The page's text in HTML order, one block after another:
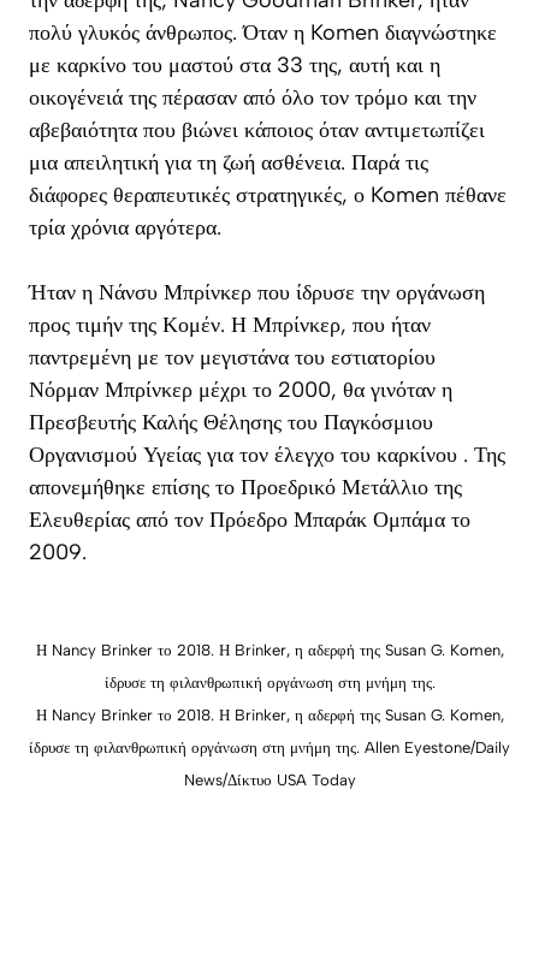
πολύ γλυκός άνθρωπος. Όταν η Komen διαγνώστηκε
με καρκίνο του μαστού στα 33 της, αυτή και η
οικογένειά της πέρασαν από όλο τον τρόμο και την
αβεβαιότητα που βιώνει κάποιος όταν αντιμετωπίζει
μια απειλητική για τη ζωή ασθένεια. Παρά τις
διάφορες θεραπευτικές στρατηγικές, ο Komen πέθανε
τρία χρόνια αργότερα.
Ήταν η Νάνσυ Μπρίνκερ που ίδρυσε την οργάνωση
προς τιμήν της Κομέν. Η Μπρίνκερ, που ήταν
παντρεμένη με τον μεγιστάνα του εστιατορίου
Νόρμαν Μπρίνκερ μέχρι το 2000, θα γινόταν η
Πρεσβευτής Καλής Θέλησης του Παγκόσμιου
Οργανισμού Υγείας για τον έλεγχο του καρκίνου . Της
απονεμήθηκε επίσης το Προεδρικό Μετάλλιο της
Ελευθερίας από τον Πρόεδρο Μπαράκ Ομπάμα το
2009.
Η Nancy Brinker το 2018. Η Brinker, η αδερφή της Susan G. Komen,
ίδρυσε τη φιλανθρωπική οργάνωση στη μνήμη της.
Η Nancy Brinker το 2018. Η Brinker, η αδερφή της Susan G. Komen,
ίδρυσε τη φιλανθρωπική οργάνωση στη μνήμη της. Allen Eyestone/Daily
News/Δίκτυο USA Today